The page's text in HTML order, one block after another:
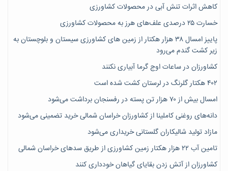
کاهش اثرات تنش آبی در محصولات کشاورزی
خسارت ۲۵ درصدی علف‌های هرز به محصولات کشاورزی
پاییز امسال ۳۸ هزار هکتار از زمین های کشاورزی سیستان و بلوچستان به
زیر کشت گندم می‌رود
کشاورزان در ساعات اوج گرما آبیاری نکنند
۴۰۲ هکتار گلرنگ در لرستان کشت شده است
امسال بیش از ۷۰ هزار تن پسته در رفسنجان برداشت می‌شود
دانه‌های روغنی کاملینا از کشاورزان خراسان شمالی خرید تضمینی می‌شود
مازاد تولید شالیکاران گلستانی خریداری می‌شود
تامین آب ۲۲ هزار هکتار زمین کشاورزی از طریق سدهای خراسان شمالی
کشاورزان از آتش زدن بقایای گیاهان خودداری کنند